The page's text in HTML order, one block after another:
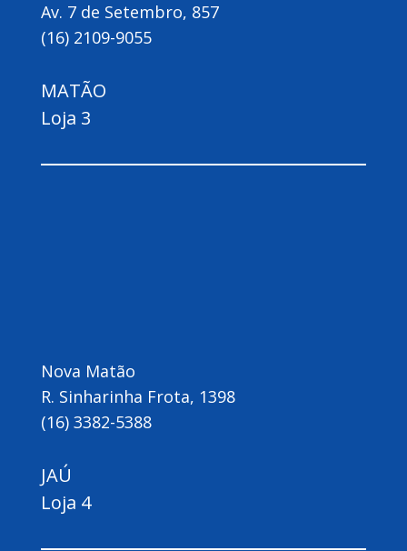
Av. 7 de Setembro, 857
(16) 2109-9055
MATÃO
Loja 3
Nova Matão
R. Sinharinha Frota, 1398
(16) 3382-5388
JAÚ
Loja 4